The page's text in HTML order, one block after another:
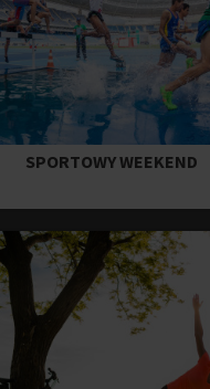
SPORTOWY WEEKEND